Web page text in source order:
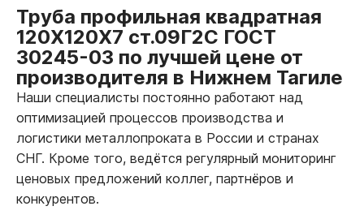
Труба профильная квадратная
120Х120Х7 ст.09Г2С ГОСТ
30245-03 по лучшей цене от
производителя в Нижнем Тагиле
Наши специалисты постоянно работают над
оптимизацией процессов производства и
логистики металлопроката в России и странах
СНГ. Кроме того, ведётся регулярный мониторинг
ценовых предложений коллег, партнёров и
конкурентов.